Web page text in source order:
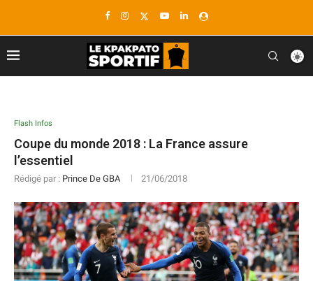
Flash Infos
Coupe du monde 2018 : La France assure
l’essentiel
Rédigé par : Prince De GBA 21/06/2018